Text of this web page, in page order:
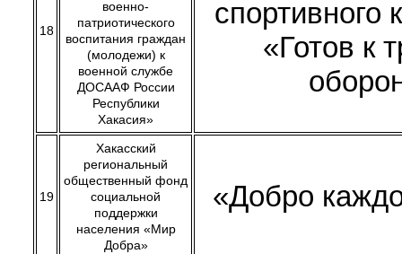
18
военно-
патриотического
воспитания граждан
(молодежи) к
военной службе
ДОСААФ России
Республики
Хакасия»
спортивного
«Готов к
19
Хакасский
региональный
общественный фонд
социальной
поддержки
населения «Мир
Добра»
«Добро